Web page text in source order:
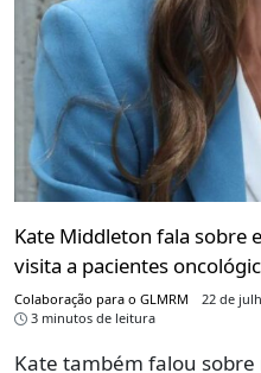
Kate Middleton fala sobre
visita a pacientes
Colaboração para o GLMRM
22 de
3 minutos de leitura
Kate também falou